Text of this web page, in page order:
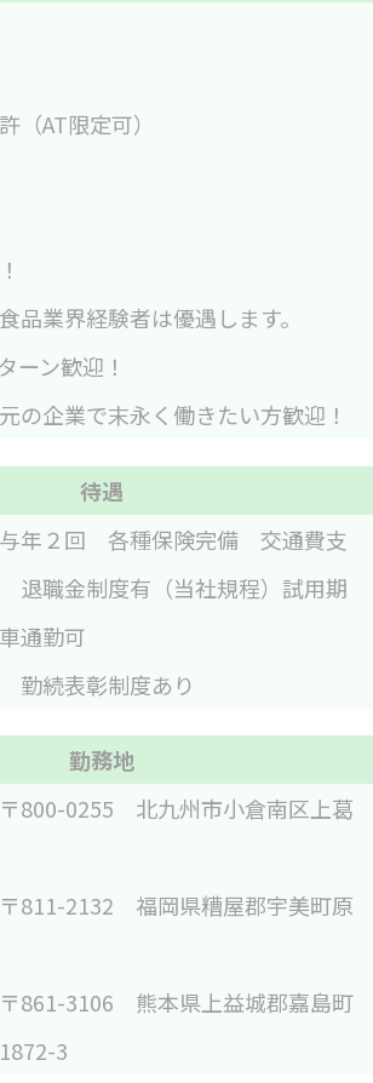
（AT限定可）
品業界経験者は優遇します。
ーン歓迎！
の企業で末永く働きたい方歓迎！
待遇
年２回 各種保険完備 交通費支
退職金制度有（当社規程）試用期
通勤可
勤続表彰制度あり
勤務地
0255 北九州市小倉南区上葛
2132 福岡県糟屋郡宇美町原
3106 熊本県上益城郡嘉島町
3